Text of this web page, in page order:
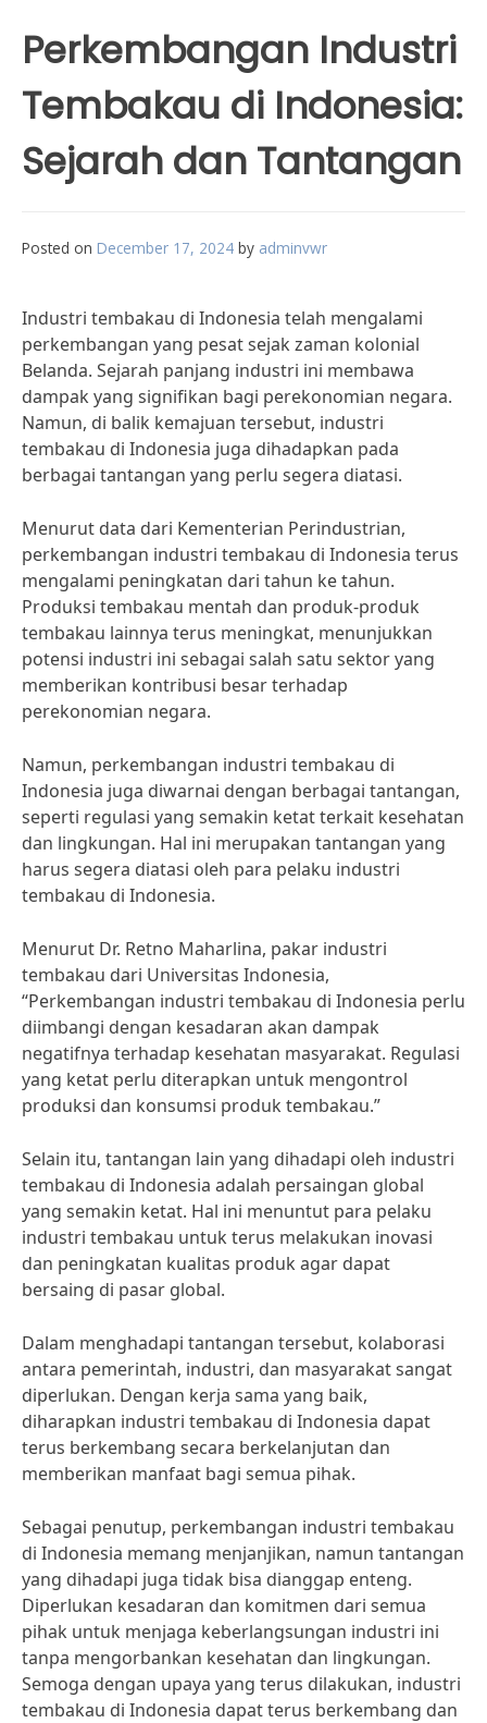
Perkembangan Industri
Tembakau di Indonesia:
Sejarah dan Tantangan
Posted on December 17, 2024 by adminvwr
Industri tembakau di Indonesia telah mengalami
perkembangan yang pesat sejak zaman kolonial
Belanda. Sejarah panjang industri ini membawa
dampak yang signifikan bagi perekonomian negara.
Namun, di balik kemajuan tersebut, industri
tembakau di Indonesia juga dihadapkan pada
berbagai tantangan yang perlu segera diatasi.
Menurut data dari Kementerian Perindustrian,
perkembangan industri tembakau di Indonesia terus
mengalami peningkatan dari tahun ke tahun.
Produksi tembakau mentah dan produk-produk
tembakau lainnya terus meningkat, menunjukkan
potensi industri ini sebagai salah satu sektor yang
memberikan kontribusi besar terhadap
perekonomian negara.
Namun, perkembangan industri tembakau di
Indonesia juga diwarnai dengan berbagai tantangan,
seperti regulasi yang semakin ketat terkait kesehatan
dan lingkungan. Hal ini merupakan tantangan yang
harus segera diatasi oleh para pelaku industri
tembakau di Indonesia.
Menurut Dr. Retno Maharlina, pakar industri
tembakau dari Universitas Indonesia,
“Perkembangan industri tembakau di Indonesia perlu
diimbangi dengan kesadaran akan dampak
negatifnya terhadap kesehatan masyarakat. Regulasi
yang ketat perlu diterapkan untuk mengontrol
produksi dan konsumsi produk tembakau.”
Selain itu, tantangan lain yang dihadapi oleh industri
tembakau di Indonesia adalah persaingan global
yang semakin ketat. Hal ini menuntut para pelaku
industri tembakau untuk terus melakukan inovasi
dan peningkatan kualitas produk agar dapat
bersaing di pasar global.
Dalam menghadapi tantangan tersebut, kolaborasi
antara pemerintah, industri, dan masyarakat sangat
diperlukan. Dengan kerja sama yang baik,
diharapkan industri tembakau di Indonesia dapat
terus berkembang secara berkelanjutan dan
memberikan manfaat bagi semua pihak.
Sebagai penutup, perkembangan industri tembakau
di Indonesia memang menjanjikan, namun tantangan
yang dihadapi juga tidak bisa dianggap enteng.
Diperlukan kesadaran dan komitmen dari semua
pihak untuk menjaga keberlangsungan industri ini
tanpa mengorbankan kesehatan dan lingkungan.
Semoga dengan upaya yang terus dilakukan, industri
tembakau di Indonesia dapat terus berkembang dan